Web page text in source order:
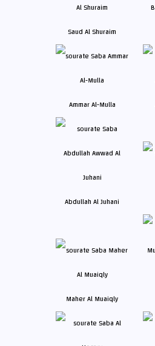
Saud Al Shuraim
Ammar Al-Mulla
Abdullah Al Juhani
Maher Al Muaiqly